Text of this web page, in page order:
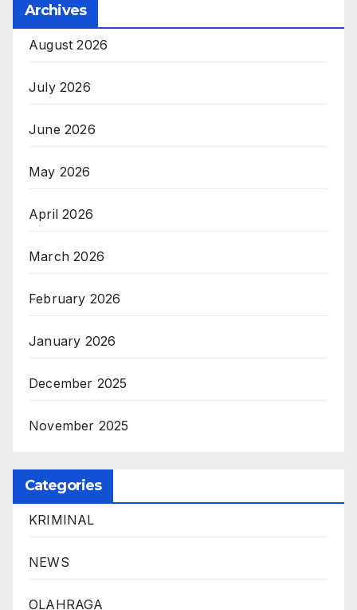
Archives
August 2026
July 2026
June 2026
May 2026
April 2026
March 2026
February 2026
January 2026
December 2025
November 2025
Categories
KRIMINAL
NEWS
OLAHRAGA